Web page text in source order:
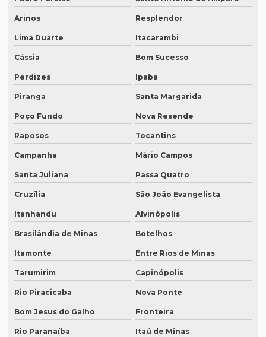
Arinos Resplendor
Lima Duarte Itacarambi
Cássia Bom Sucesso
Perdizes Ipaba
Piranga Santa Margarida
Poço Fundo Nova Resende
Raposos Tocantins
Campanha Mário Campos
Santa Juliana Passa Quatro
Cruzília São João Evangelista
Itanhandu Alvinópolis
Brasilândia de Minas Botelhos
Itamonte Entre Rios de Minas
Tarumirim Capinópolis
Rio Piracicaba Nova Ponte
Bom Jesus do Galho Fronteira
Rio Paranaíba Itaú de Minas